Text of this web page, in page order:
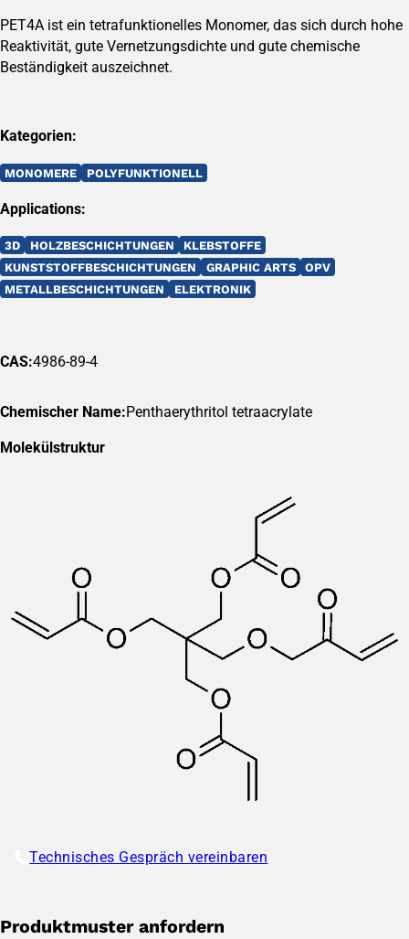
PET4A ist ein tetrafunktionelles Monomer, das sich durch hohe
Reaktivität, gute Vernetzungsdichte und gute chemische
Beständigkeit auszeichnet.
Kategorien:
MONOMERE POLYFUNKTIONELL
Applications:
3D HOLZBESCHICHTUNGEN
KLEBSTOFFE
KUNSTSTOFFBESCHICHTUNGEN
GRAPHIC ARTS
OPV
METALLBESCHICHTUNGEN
ELEKTRONIK
CAS:4986-89-4
Chemischer Name:Penthaerythritol tetraacrylate
Molekülstruktur
Technisches Gespräch vereinbaren
Produktmuster anfordern